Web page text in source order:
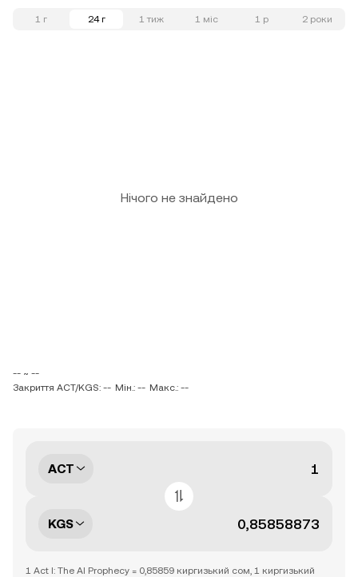
1 г 24 г 1 тиж 1 міс 1 р 2 роки
Нічого не знайдено
-- ~ --
Закриття ACT/KGS: -- Мін.: -- Макс.: --
ACT
KGS
1 Act I: The AI Prophecy = 0,85859 киргизький сом, 1 киргизький